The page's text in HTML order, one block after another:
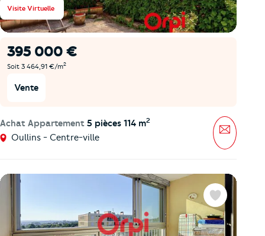
Visite Virtuelle
395 000 €
Soit 3 464,91 €/m2
Vente
Achat Appartement 5 pièces 114 m2
Oullins - Centre-ville
Message
Favoris